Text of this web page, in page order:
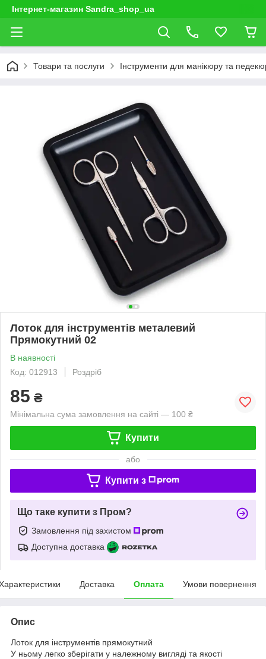
Інтернет-магазин Sandra_shop_ua
Товари та послуги Інструменти для манікюру та
Лоток для інструментів металевий
Прямокутний 02
В наявності
Код: 012913
Роздріб
85 ₴
Мінімальна сума замовлення на сайті — 100 ₴
Купити
або
Купити з
Що таке купити з Пром?
Замовлення під захистом
Доступна доставка
Доставка Оплата Умови повернення
Опис
Лоток для інструментів прямокутний
У ньому легко зберігати у належному вигляді та якості